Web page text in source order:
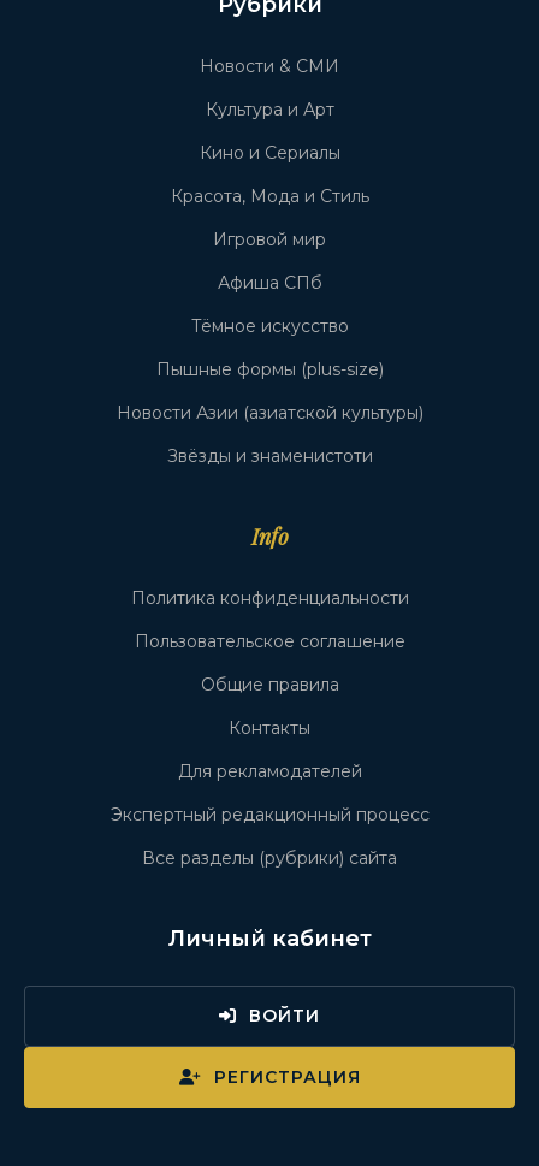
Новости & СМИ
Культура и Арт
Кино и Сериалы
Красота, Мода и Стиль
Игровой мир
Афиша СПб
Тёмное искусство
Пышные формы (plus-size)
Новости Азии (азиатской культуры)
Звёзды и знаменистоти
Info
Политика конфиденциальности
Пользовательское соглашение
Общие правила
Контакты
Для рекламодателей
Экспертный редакционный процесс
Все разделы (рубрики) сайта
Личный кабинет
ВОЙТИ
РЕГИСТРАЦИЯ